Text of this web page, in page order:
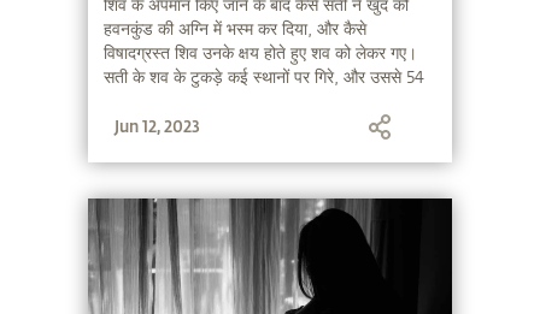
शिव के अपमान किए जाने के बाद कैसे सती ने खुद को
हवनकुंड की अग्नि में भस्म कर दिया, और कैसे
विषादग्रस्त शिव उनके क्षय होते हुए शव को लेकर गए।
सती के शव के टुकड़े कई स्थानों पर गिरे, और उससे 54
Jun 12, 2023